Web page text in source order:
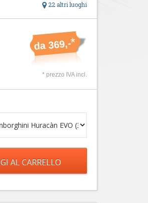
22 altri luoghi
da 369,-*
* prezzo IVA incl.